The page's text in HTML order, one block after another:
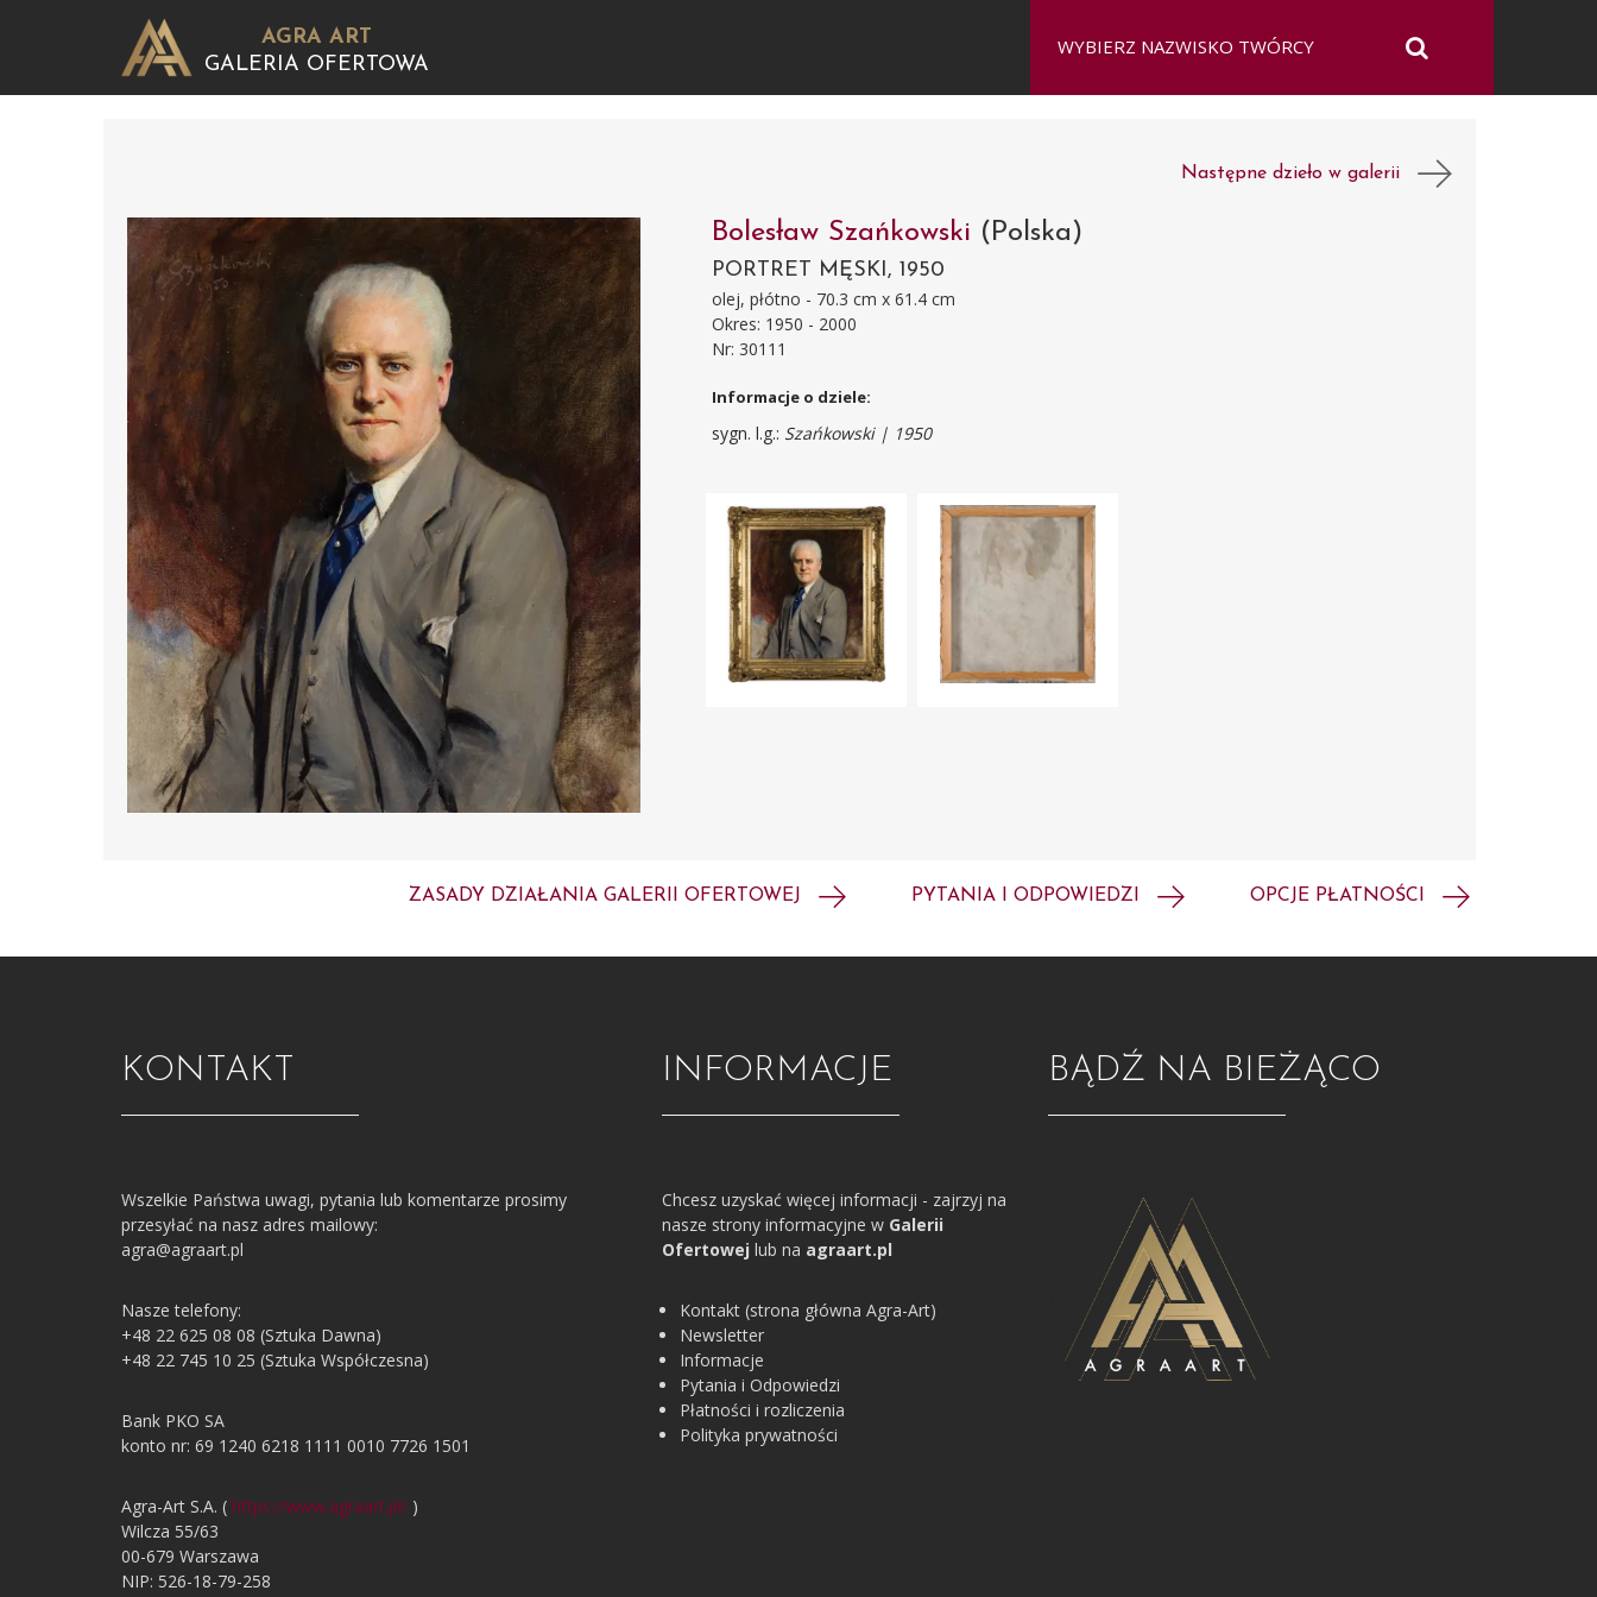
AGRA ART
GALERIA OFERTOWA
Następne dzieło w galerii
Bolesław Szańkowski (Polska)
PORTRET MĘSKI, 1950
olej, płótno - 70.3 cm x 61.4 cm
Okres: 1950 - 2000
Nr: 30111
Informacje o dziele:
sygn. l.g.: Szańkowski | 1950
ZASADY DZIAŁANIA GALERII OFERTOWEJ PYTANIA I ODPOWIEDZI OPCJE PŁATNOŚCI
BĄDŹ NA BIEŻĄCO
INFORMACJE
Chcesz uzyskać więcej informacji - zajrzyj na
nasze strony informacyjne w Galerii
Ofertowej lub na agraart.pl
Kontakt (strona główna Agra-Art)
Newsletter
Informacje
Pytania i Odpowiedzi
Płatności i rozliczenia
Polityka prywatności
KONTAKT
Wszelkie Państwa uwagi, pytania lub komentarze prosimy
przesyłać na nasz adres mailowy:
agra@agraart.pl
Nasze telefony:
+48 22 625 08 08 (Sztuka Dawna)
+48 22 745 10 25 (Sztuka Współczesna)
Bank PKO SA
konto nr: 69 1240 6218 1111 0010 7726 1501
Agra-Art S.A. ( https://www.agraart.pl/ )
Wilcza 55/63
00-679 Warszawa
NIP: 526-18-79-258